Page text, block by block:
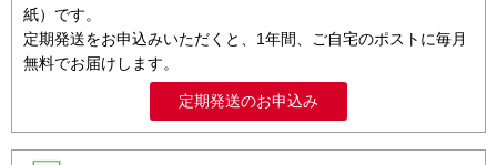
紙）です。
定期発送をお申込みいただくと、1年間、ご自宅のポストに毎月
無料でお届けします。
定期発送のお申込み